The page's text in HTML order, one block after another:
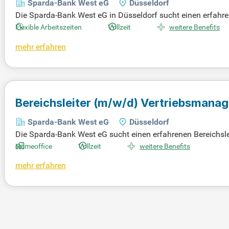
Sparda-Bank West eG
Düsseldorf
Die Sparda-Bank West eG in Düsseldorf sucht einen
estalten Sie aktiv die Zukunft unserer
Konzeption und Moderation des internen
Flexible Arbeitszeiten Vollzeit weitere Benefits
mehr erfahren
Bereichsleiter (m/w/d)
Sparda-Bank West eG
Düsseldorf
Die Sparda-Bank West eG sucht einen erfahrenen
nschaftliche Regionalbank bieten wir moderne, digitale
ragen. Diese Position trägt entscheidend zur
Homeoffice Vollzeit weitere Benefits
mehr erfahren